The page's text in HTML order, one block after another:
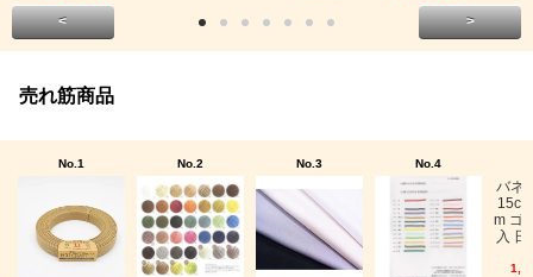
< >
売れ筋商品
No.1 No.2 No.3 No.4
バネ
m ゴ
入